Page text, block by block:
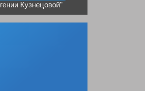
Кузнецовой"